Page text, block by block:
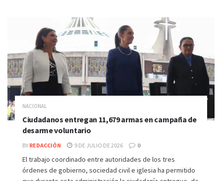
NACIONAL
Ciudadanos entregan 11,679 armas en campaña de
desarme voluntario
BY REDACCIÓN 9 DE JULIO DE 2026 0
El trabajo coordinado entre autoridades de los tres
órdenes de gobierno, sociedad civil e iglesia ha permitido